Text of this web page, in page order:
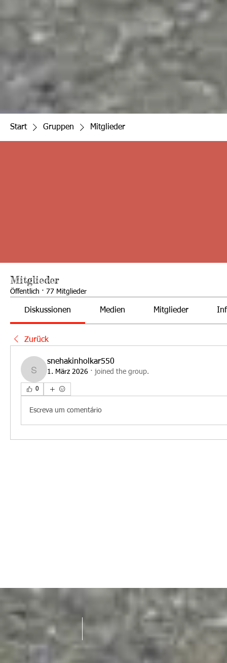
Start Gruppen Mitglieder
Mitglieder
Öffentlich · 77 Mitglieder
Diskussionen Medien Mitglieder
Zurück
snehakinholkar550
snehakinholkar550
1. März 2026 · joined the group.
0
Escreva um comentário